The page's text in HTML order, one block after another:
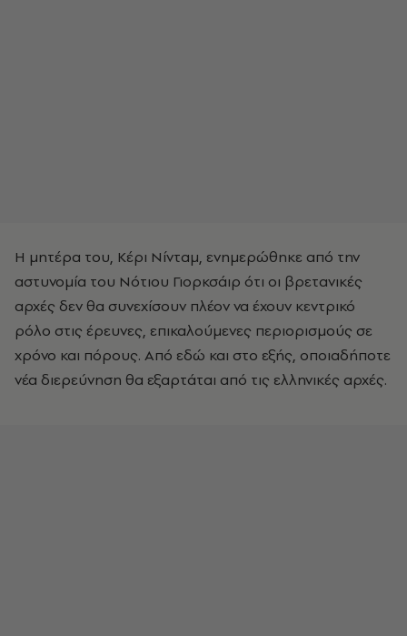
Η μητέρα του, Κέρι Νίνταμ, ενημερώθηκε από την
αστυνομία του Νότιου Γιορκσάιρ ότι οι βρετανικές
αρχές δεν θα συνεχίσουν πλέον να έχουν κεντρικό
ρόλο στις έρευνες, επικαλούμενες περιορισμούς σε
χρόνο και πόρους. Από εδώ και στο εξής, οποιαδήποτε
νέα διερεύνηση θα εξαρτάται από τις ελληνικές αρχές.